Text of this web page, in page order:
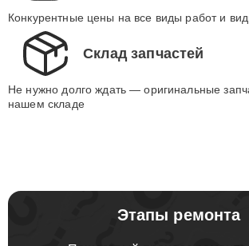
Конкурентные цены на все виды работ и
Склад запчастей
Не нужно долго ждать — оригинальные
нашем складе
Этапы ремонта